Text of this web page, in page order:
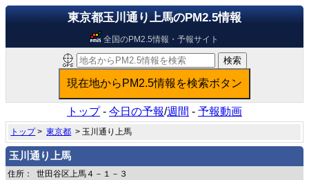
東京都玉川通り上馬のPM2.5情報
全国のPM2.5情報・予報サイト
トップ- 今日の予報/週間 - 予報動画
トップ>東京都 > 玉川通り上馬
玉川通り上馬
住所： 世田谷区上馬４－１－３